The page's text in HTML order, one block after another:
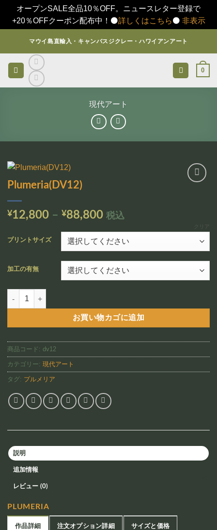
オープンSALE全品10％OFF。ニュースレター登録で
+20％OFFクーポン配布中！⚫️詳しくはこちら⚫️ 非表示
マウイ島直輸入・キャンバスジクレー・ハワイアンアート
0
現代アート
Plumeria(DV12)
¥12,800 – ¥88,800価
帯:
¥12,800
–
¥88,800
税込
プリントサイズ
加工の有無
クリア
Plumeria(DV12)個
お買い物カゴに追加
商品コード: dv12
カテゴリー: 現代アート
タグ: プルメリア
説明
追加情報
レビュー (0)
PLUMERIA
作品詳細 注文オプション詳細 サイズと価格